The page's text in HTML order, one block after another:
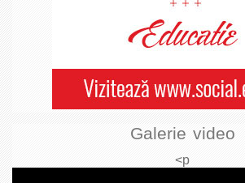
Galerie video
<p